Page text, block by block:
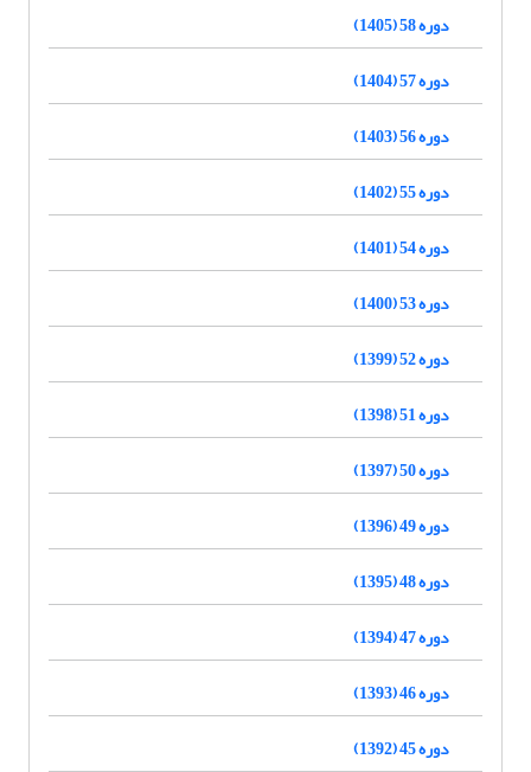
دوره 58 (1405)
دوره 57 (1404)
دوره 56 (1403)
دوره 55 (1402)
دوره 54 (1401)
دوره 53 (1400)
دوره 52 (1399)
دوره 51 (1398)
دوره 50 (1397)
دوره 49 (1396)
دوره 48 (1395)
دوره 47 (1394)
دوره 46 (1393)
دوره 45 (1392)